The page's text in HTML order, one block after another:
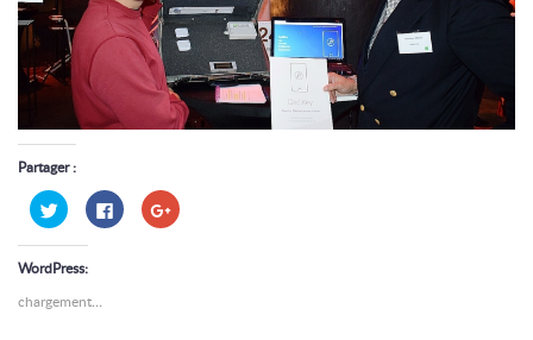
Partager :
Cliquez
pour
sur
Twitter(ouvre
dans
nouvelle
Cliquez
pour
Cliquez
pour
WordPress:
chargement…